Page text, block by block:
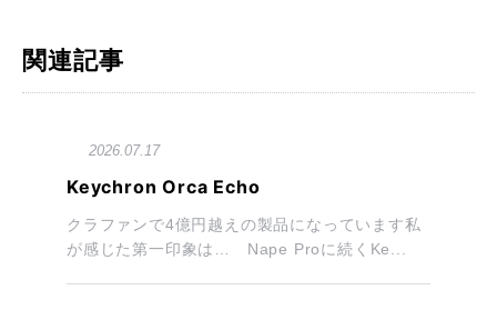
関連記事
2026.07.17
Keychron Orca Echo
クラファンで4億円越えの製品になっています私
が感じた第一印象は… Nape Proに続くKe...